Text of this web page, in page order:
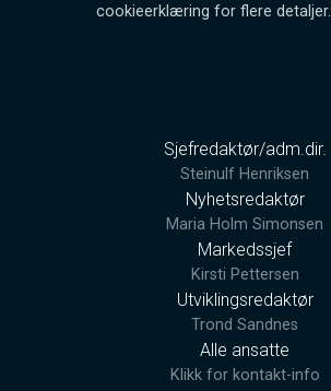
cookieerklæring for flere detaljer.
Sjefredaktør/adm.dir.
Steinulf Henriksen
Nyhetsredaktør
Maria Holm Simonsen
Markedssjef
Kirsti Pettersen
Utviklingsredaktør
Trond Sandnes
Alle ansatte
Klikk for kontakt-info